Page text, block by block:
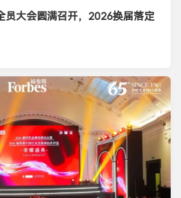
员大会圆满召开，2026换届落定